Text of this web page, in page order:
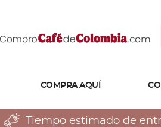
COMPRA AQUÍ
Tiempo estimado de